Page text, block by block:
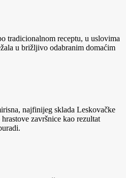
tradicionalnom receptu, u uslovima
u brižljivo odabranim domaćim
najfinijeg sklada Leskovačke
završnice kao rezultat